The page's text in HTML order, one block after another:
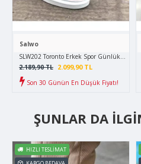
Salwo
SLW202 Toronto Erkek Spor Günlük
2.099,90 TL
2.189,90 TL
Son 30 Günün En Düşük Fiyatı!
ŞUNLAR DA
HIZLI TESLIMAT